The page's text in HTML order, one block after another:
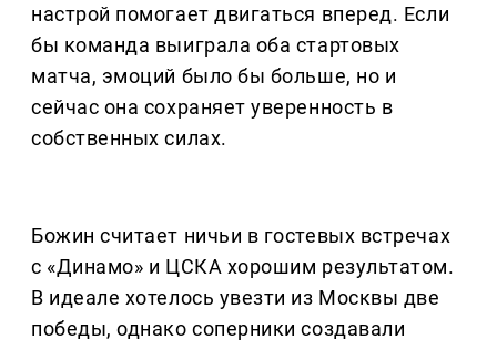
настрой помогает двигаться вперед. Если
бы команда выиграла оба стартовых
матча, эмоций было бы больше, но и
сейчас она сохраняет уверенность в
собственных силах.
Божин считает ничьи в гостевых встречах
с «Динамо» и ЦСКА хорошим результатом.
В идеале хотелось увезти из Москвы две
победы, однако соперники создавали